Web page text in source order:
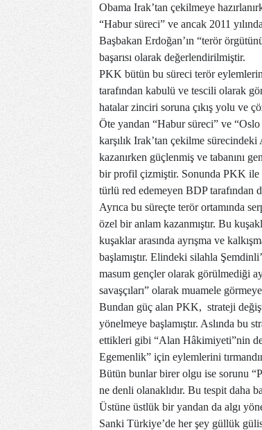
Obama Irak’tan çekilmeye
“Habur süreci” ve ancak 2011
Başbakan Erdoğan’ın “terör
başarısı olarak değerlendirilmiştir.
PKK bütün bu süreci terör
tarafından kabulü ve tescili olarak
hatalar zinciri soruna çıkış yolu ve
Öte yandan “Habur süreci” ve
karşılık Irak’tan çekilme
kazanırken güçlenmiş ve tabanını
bir profil çizmiştir. Sonunda PKK ile
türlü red edemeyen BDP
Ayrıca bu süreçte terör ortamında
özel bir anlam kazanmıştır. Bu
kuşaklar arasında ayrışma ve
başlamıştır. Elindeki silahla
masum gençler olarak görülmediği
savaşçıları” olarak muamele görmeye
Bundan güç alan PKK, strateji
yönelmeye başlamıştır. Aslında bu
ettikleri gibi “Alan Hâkimiyeti”nin
Egemenlik” için eylemlerini
Bütün bunlar birer olgu ise sorunu
ne denli olanaklıdır. Bu tespit daha
Üstüne üstlük bir yandan da algı
Sanki Türkiye’de her şey güllük